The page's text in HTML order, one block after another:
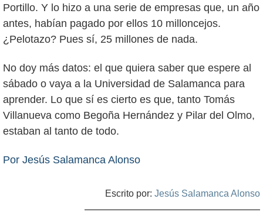
Portillo. Y lo hizo a una serie de empresas que, un año
antes, habían pagado por ellos 10 milloncejos.
¿Pelotazo? Pues sí, 25 millones de nada.
No doy más datos: el que quiera saber que espere al
sábado o vaya a la Universidad de Salamanca para
aprender. Lo que sí es cierto es que, tanto Tomás
Villanueva como Begoña Hernández y Pilar del Olmo,
estaban al tanto de todo.
Por Jesús Salamanca Alonso
Escrito por: Jesús Salamanca Alonso